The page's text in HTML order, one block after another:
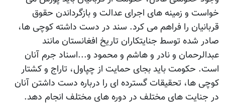
خواست و زمینه های اجرای عدالت و بازگرداندن حقوق
قربانیان را فراهم می کرد. سند در دست داشته کوچی ها،
صادر شده توسط جنایتکاران تاریخ افغانستان مانند
عبدالرحمان و نادر و هاشم و محمود و...اسناد جرم آنان
است. حکومت باید بجای حمایت از چپاول، تاراج و کشتار
کوچی ها، تحقیقات گسترده ای را درباره دست داشتن آنان
در جنایت های مختلف در دوره های مختلف انجام دهد.